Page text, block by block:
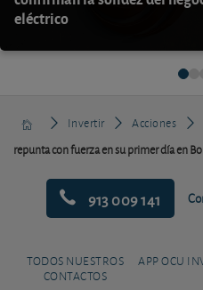
eléctrico
Invertir Acciones
repunta con fuerza en su primer día en
913 009 141
TODOS NUESTROS
CONTACTOS
APP OCU